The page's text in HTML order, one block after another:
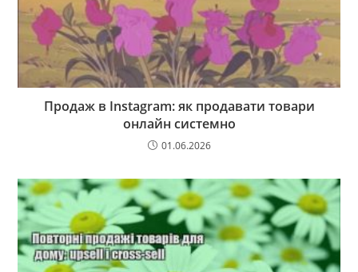
Продаж в Instagram: як продавати товари
онлайн системно
01.06.2026